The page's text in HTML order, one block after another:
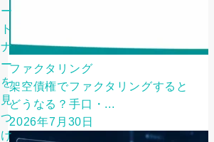
ー
ト
ナ
ー
を
見
つ
け
ファクタリング
架空債権でファクタリングすると
どうなる？手口・...
2026年7月30日